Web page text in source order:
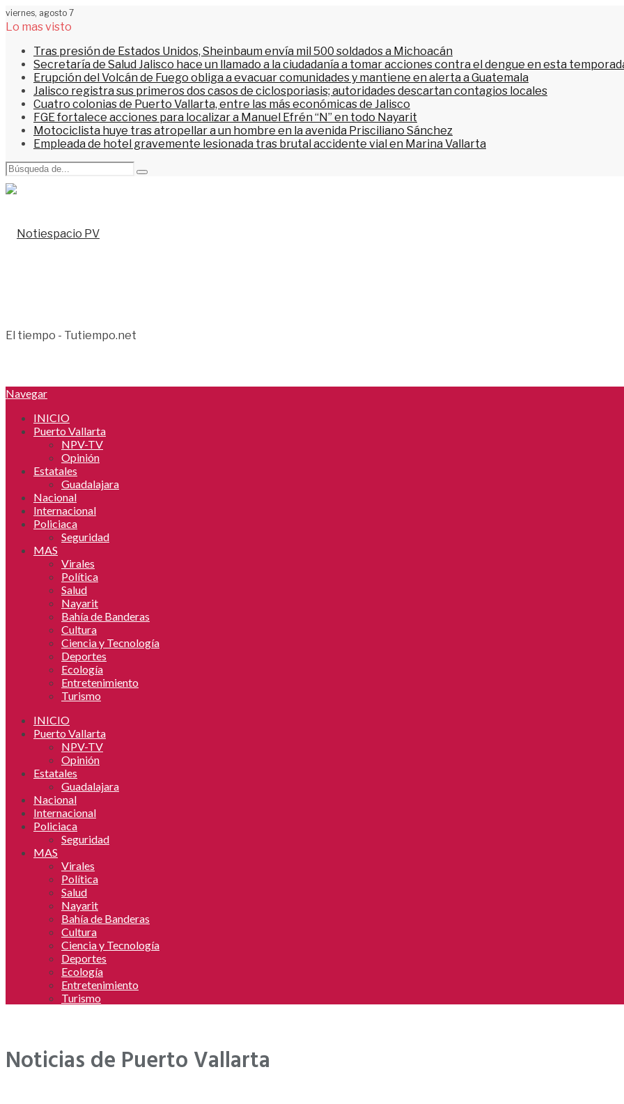
viernes, agosto 7
Lo mas visto
Tras presión de Estados Unidos, Sheinbaum envía mil 500 soldados a Michoacán
Secretaría de Salud Jalisco hace un llamado a la ciudadanía a tomar acciones contra el dengue en esta
Erupción del Volcán de Fuego obliga a evacuar comunidades y mantiene en alerta a Guatemala
Jalisco registra sus primeros dos casos de ciclosporiasis; autoridades descartan contagios locales
Cuatro colonias de Puerto Vallarta, entre las más económicas de Jalisco
FGE fortalece acciones para localizar a Manuel Efrén “N” en todo Nayarit
Motociclista huye tras atropellar a un hombre en la avenida Prisciliano Sánchez
Empleada de hotel gravemente lesionada tras brutal accidente vial en Marina Vallarta
El tiempo - Tutiempo.net
Navegar
INICIO
Puerto Vallarta
NPV-TV
Opinión
Estatales
Guadalajara
Nacional
Internacional
Policiaca
Seguridad
MAS
Virales
Política
Salud
Nayarit
Bahía de Banderas
Cultura
Ciencia y Tecnología
Deportes
Ecología
Entretenimiento
Turismo
INICIO
Puerto Vallarta
NPV-TV
Opinión
Estatales
Guadalajara
Nacional
Internacional
Policiaca
Seguridad
MAS
Virales
Política
Salud
Nayarit
Bahía de Banderas
Cultura
Ciencia y Tecnología
Deportes
Ecología
Entretenimiento
Turismo
Noticias de Puerto Vallarta